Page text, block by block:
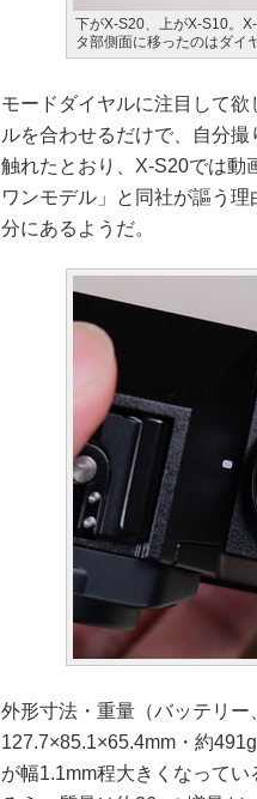
下がX-S20、上がX-S10。
タ部側面に移ったのはダイ
モードダイヤルに注目して
ルを合わせるだけで、自分
触れたとおり、X-S20では動
ワンモデル」と同社が謳う
分にあるようだ。
外形寸法・重量（バッテリ
127.7×85.1×65.4mm・約
が幅1.1mm程大きくなって